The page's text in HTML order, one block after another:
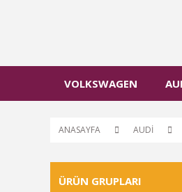
VOLKSWAGEN
ANASAYFA AUDİ
ÜRÜN GRUPLARI